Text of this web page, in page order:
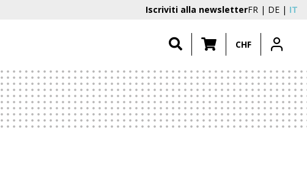
Iscriviti alla newsletterFR DE IT
CHF